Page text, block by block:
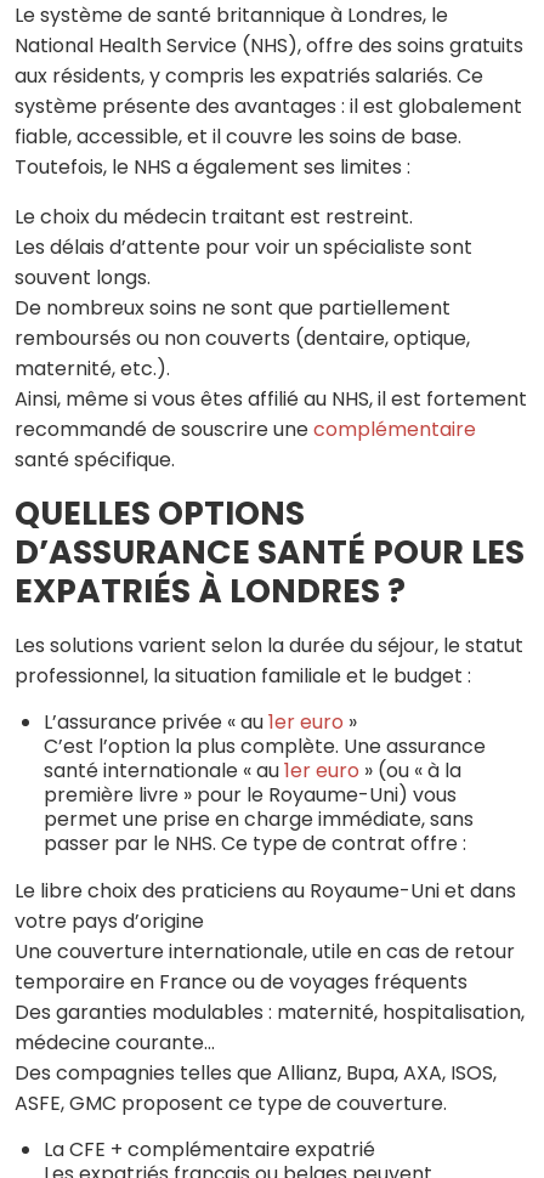
Le système de santé britannique à Londres, le
National Health Service (NHS), offre des soins gratuits
aux résidents, y compris les expatriés salariés. Ce
système présente des avantages : il est globalement
fiable, accessible, et il couvre les soins de base.
Toutefois, le NHS a également ses limites :
Le choix du médecin traitant est restreint.
Les délais d’attente pour voir un spécialiste sont
souvent longs.
De nombreux soins ne sont que partiellement
remboursés ou non couverts (dentaire, optique,
maternité, etc.).
Ainsi, même si vous êtes affilié au NHS, il est fortement
recommandé de souscrire unecomplémentaire
santé spécifique.
QUELLES OPTIONS
D’ASSURANCE SANTÉ POUR LES
EXPATRIÉS À LONDRES ?
Les solutions varient selon la durée du séjour, le statut
professionnel, la situation familiale et le budget :
L’assurance privée « au1er euro »
C’est l’option la plus complète. Une assurance
santé internationale « au1er euro » (ou « à la
première livre » pour le Royaume-Uni) vous
permet une prise en charge immédiate, sans
passer par le NHS. Ce type de contrat offre :
Le libre choix des praticiens au Royaume-Uni et dans
votre pays d’origine
Une couverture internationale, utile en cas de retour
temporaire en France ou de voyages fréquents
Des garanties modulables : maternité, hospitalisation,
médecine courante…
Des compagnies telles que Allianz, Bupa, AXA, ISOS,
ASFE, GMC proposent ce type de couverture.
La CFE + complémentaire expatrié